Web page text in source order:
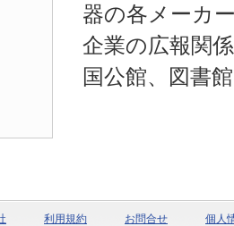
器の各メーカ
企業の広報関
国公館、図書
利用規約 お問合せ 個人